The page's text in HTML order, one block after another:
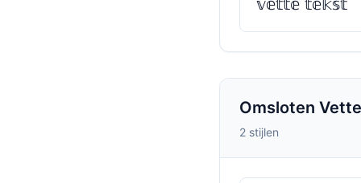
𝕧𝕖𝕥𝕥𝕖 𝕥𝕖𝕜𝕤𝕥
Omsloten
2 stijlen